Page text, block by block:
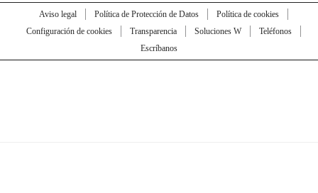
Aviso legal Política de Protección de Datos
Política de cookies
Configuración de cookies
Transparencia Soluciones W
Teléfonos
Escríbanos